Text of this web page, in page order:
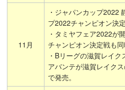
11月
・ジャパンカップ2022
プ2022チャンピオン決定
・タミヤフェア2022が
チャンピオン決定戦も同
・Bリーグの滋賀レイ
アバンテが滋賀レイク
で発売。